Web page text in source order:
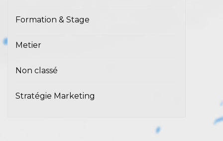
Formation & Stage
Metier
Non classé
Stratégie Marketing